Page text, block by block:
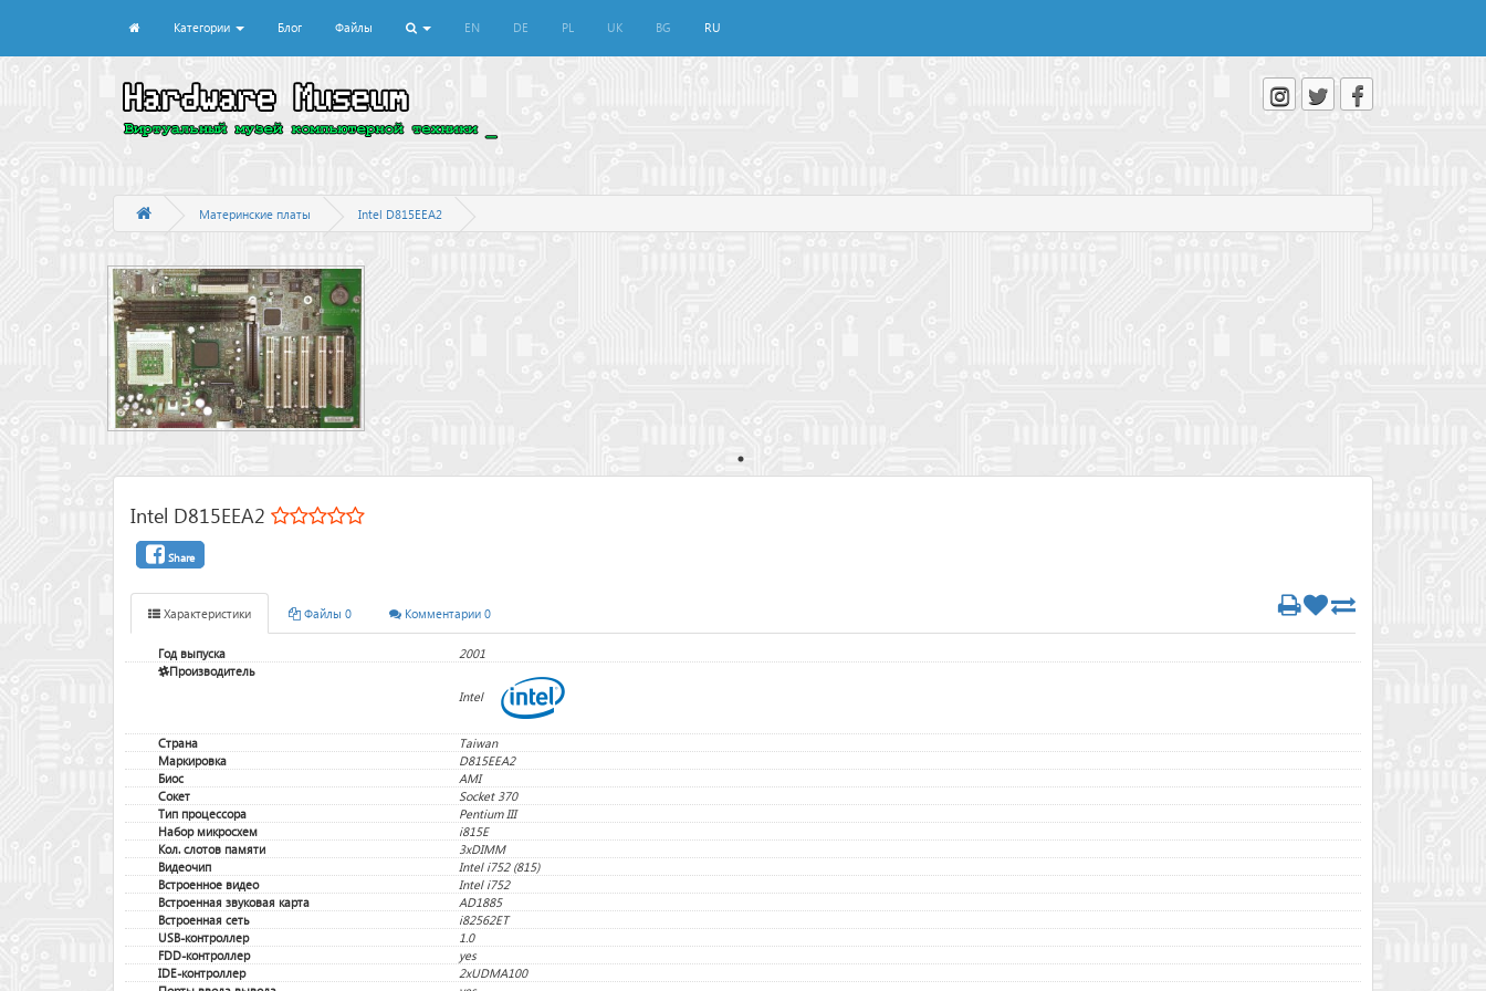
Категории Блог Файлы EN DE PL UK BG RU
Материнские платы Intel D815EEA2
Intel D815EEA2
Share
Характеристики Файлы 0 Комментарии 0
Год выпуска
2001
Производитель
Intel
Страна
Taiwan
Маркировка
D815EEA2
Биос
AMI
Сокет
Socket 370
Тип процессора
Pentium III
Набор микросхем
i815E
Кол. слотов памяти
3xDIMM
Видеочип
Intel i752 (815)
Встроенное видео
Intel i752
Встроенная звуковая карта
AD1885
Встроенная сеть
i82562ET
USB-контроллер
1.0
FDD-контроллер
yes
IDE-контроллер
2xUDMA100